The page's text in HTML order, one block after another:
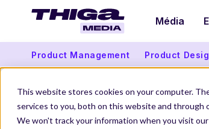
This website stores cookies on your computer.
services to you, both on this website and through
We won't track your information when you visit
Média
Product Management Product
Thiga Media Product Management Retour sur